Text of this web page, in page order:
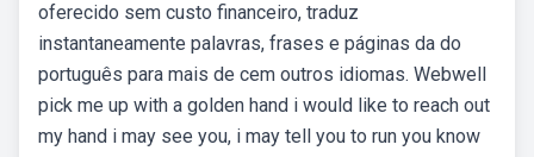
oferecido sem custo financeiro, traduz
instantaneamente palavras, frases e páginas da do
português para mais de cem outros idiomas. Webwell
pick me up with a golden hand i would like to reach out
my hand i may see you, i may tell you to run you know